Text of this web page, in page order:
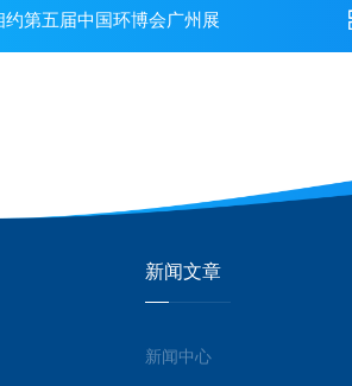
第五届中国环博会广州展
新闻文章
新闻中心